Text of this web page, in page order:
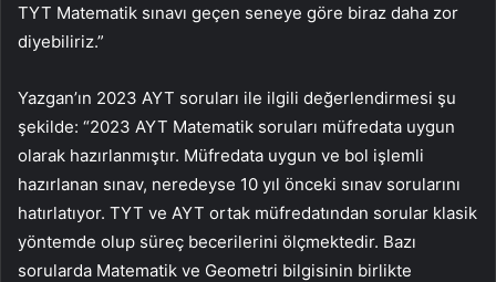
TYT Matematik sınavı geçen seneye göre biraz daha zor
diyebiliriz.”
Yazgan’ın 2023 AYT soruları ile ilgili değerlendirmesi şu
şekilde: “2023 AYT Matematik soruları müfredata uygun
olarak hazırlanmıştır. Müfredata uygun ve bol işlemli
hazırlanan sınav, neredeyse 10 yıl önceki sınav sorularını
hatırlatıyor. TYT ve AYT ortak müfredatından sorular klasik
yöntemde olup süreç becerilerini ölçmektedir. Bazı
sorularda Matematik ve Geometri bilgisinin birlikte